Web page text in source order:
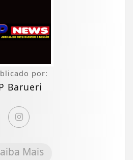
por:
Barueri
Mais